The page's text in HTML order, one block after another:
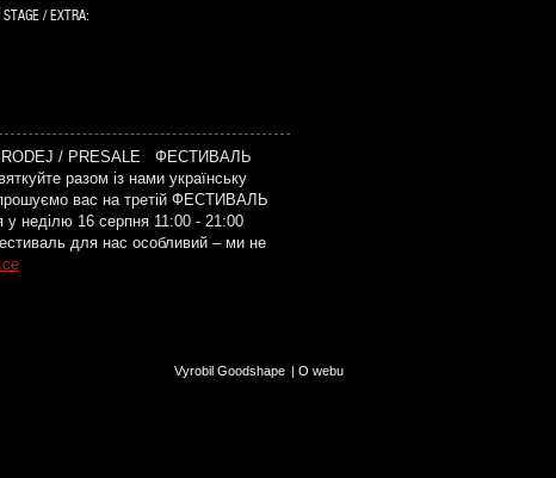
/ EXTRA:
/ PRESALE ФЕСТИВАЛЬ
разом із нами українську
вас на третій ФЕСТИВАЛЬ
неділю 16 серпня 11:00 - 21:00
для нас особливий – ми не
Vyrobil Goodshape | O webu